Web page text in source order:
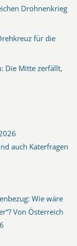
Drohnenkrieg
für die
Die Mitte zerfällt,
auch Katerfragen
Wie wäre
Von Österreich